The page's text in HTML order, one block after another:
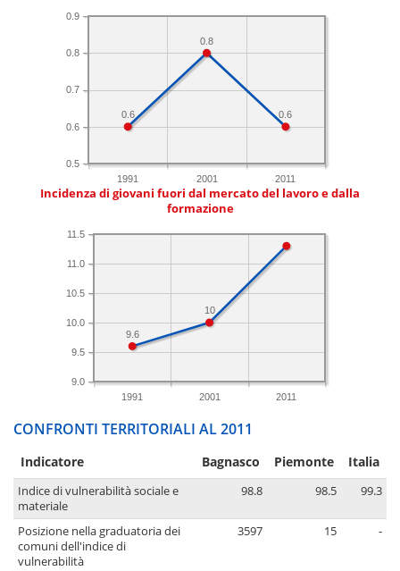
1991 2001 2011
0.5
0.6
0.7
0.8
0.9
0.6
0.8
0.6
Incidenza di giovani fuori dal mercato del lavoro e dalla
formazione
1991 2001 2011
9.0
9.5
10.0
10.5
11.0
11.5
10
9.6
CONFRONTI TERRITORIALI AL 2011
Indicatore Bagnasco Piemonte Italia
Indice di vulnerabilità sociale e
materiale
98.8 98.5 99.3
Posizione nella graduatoria dei
comuni dell'indice di
vulnerabilità
3597 15 -